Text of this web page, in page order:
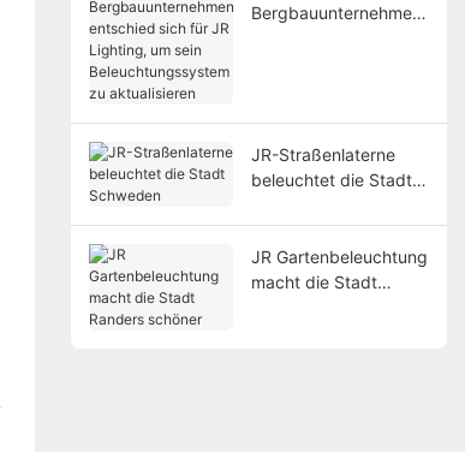
Bergbauunternehmen
JR-Straßenlaterne
beleuchtet die Stadt
JR Gartenbeleuchtung
macht die Stadt